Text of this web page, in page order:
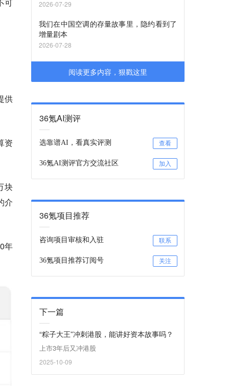
供
资
块
介
年
2026-07-29
我们在中国空调的存量故事里，隐约看到了
增量剧本
2026-07-28
阅读更多内容，狠戳这里
36氪AI测评
选靠谱AI，看真实评测 查看
36氪AI测评官方交流社区 加入
36氪项目推荐
咨询项目审核和入驻 联系
36氪项目推荐订阅号 关注
下一篇
“粽子大王”冲刺港股，能讲好资本故事吗？
上市3年后又冲港股
2025-10-09